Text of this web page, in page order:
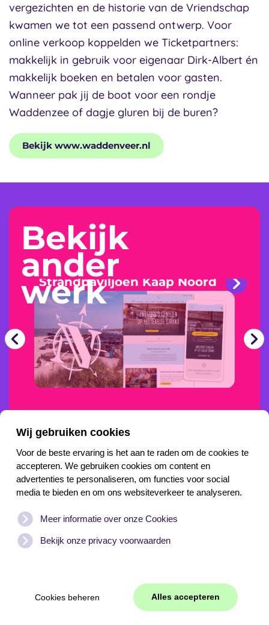
Wij gebruiken cookies
Voor de beste ervaring is het aan te raden om de cookies te
accepteren. We gebruiken cookies om content en
advertenties te personaliseren, om functies voor social
media te bieden en om ons websiteverkeer te analyseren.
Meer informatie over onze Cookies
Bekijk onze privacy voorwaarden
Cookies beheren Alles accepteren
vergezichten en de historie van de Vriendschap
kwamen we tot een passend ontwerp. Voor
online verkoop koppelden we Ticketpartners:
makkelijk in gebruik voor eigenaar Dirk-Albert én
makkelijk boeken en betalen voor gasten.
Wanneer pak jij de boot voor een rondje
Waddenzee of dagje gluren bij de buren?
Bekijk www.waddenveer.nl
Bekijk
ander
werk
Strandpaviljoen Kaap Noord
Meld je aan voor onze nieuwsbrief